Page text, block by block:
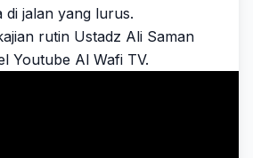
di jalan yang lurus.
rutin Ustadz Ali Saman
Youtube Al Wafi TV.